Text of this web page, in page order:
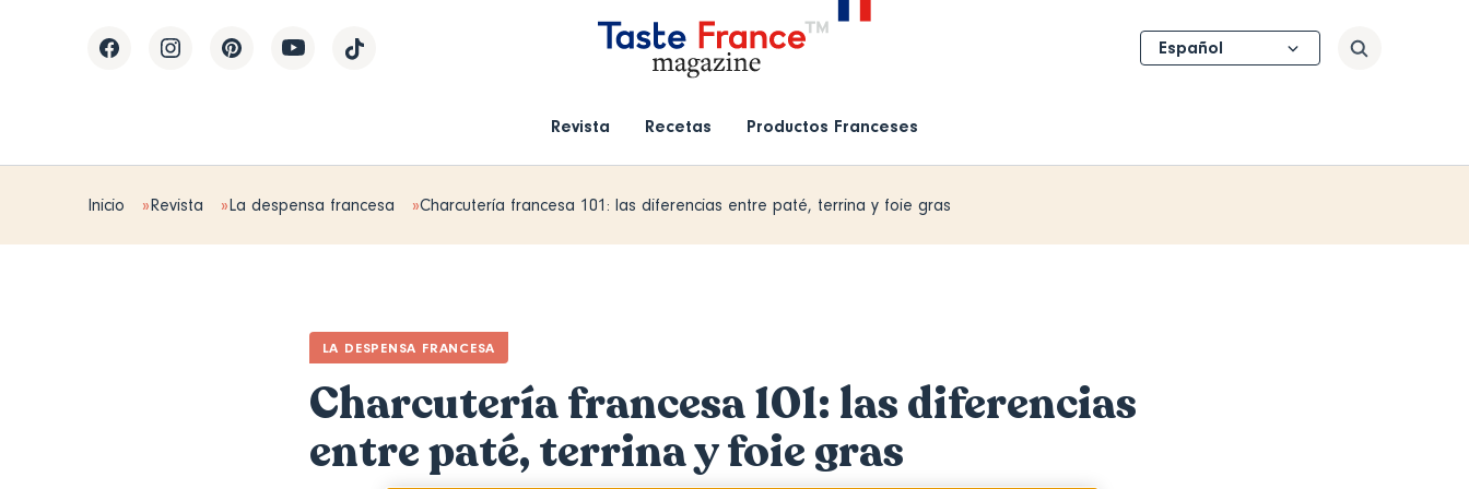
Revista Recetas Productos Franceses
Select
your
Buscar
Inicio Revista La despensa francesa Charcutería francesa 101: las diferencias entre paté, terrina y foie gras
LA DESPENSA FRANCESA
Charcutería francesa 101: las diferencias
entre paté, terrina y foie gras